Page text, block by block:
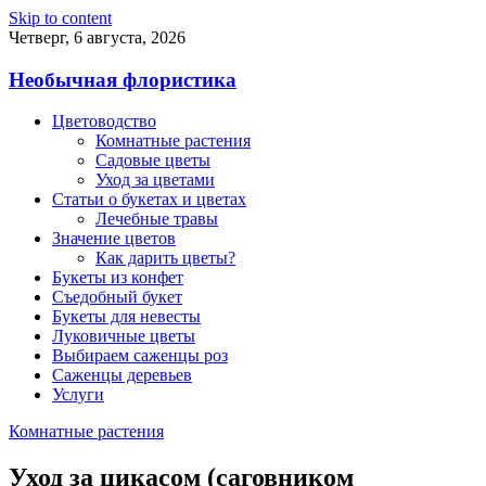
Skip to content
Четверг, 6 августа, 2026
Необычная флористика
Цветоводство
Комнатные растения
Садовые цветы
Уход за цветами
Статьи о букетах и цветах
Лечебные травы
Значение цветов
Как дарить цветы?
Букеты из конфет
Съедобный букет
Букеты для невесты
Луковичные цветы
Выбираем саженцы роз
Саженцы деревьев
Услуги
Комнатные растения
Уход за цикасом (саговником